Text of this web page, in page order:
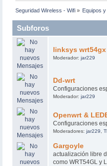
Seguridad Wireless - Wifi » Equipos
Subforos
linksys wrt54gx
Moderador: jar229
Dd-wrt
Configuraciones
Moderador: jar229
Openwrt &
Configuraciones
Moderadores: jar229
Gargoyle
actualización libre
como WRT54GL y